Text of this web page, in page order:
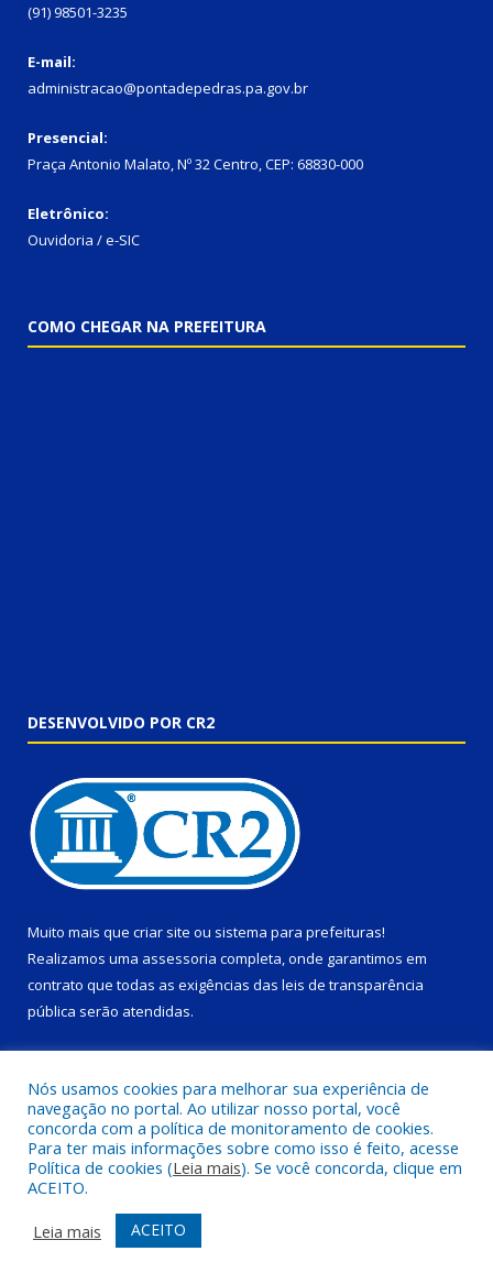
(91) 98501-3235
E-mail:
administracao@pontadepedras.pa.gov.br
Presencial:
Praça Antonio Malato, Nº 32 Centro, CEP: 68830-000
Eletrônico:
Ouvidoria / e-SIC
COMO CHEGAR NA PREFEITURA
DESENVOLVIDO POR CR2
Muito mais que criar site ou sistema para prefeituras!
Realizamos uma assessoria completa, onde garantimos em
contrato que todas as exigências das leis de transparência
pública serão atendidas.
Todos os direitos reservados a Prefeitura Municipal de Ponta de
Acessar Área Administrativa
Nós usamos cookies para melhorar sua experiência de
navegação no portal. Ao utilizar nosso portal, você
concorda com a política de monitoramento de cookies.
Para ter mais informações sobre como isso é feito, acesse
Política de cookies (Leia mais). Se você concorda, clique em
ACEITO.
Leia mais
ACEITO